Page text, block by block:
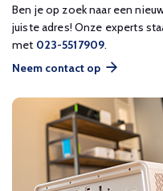
Ben je op zoek naar een
juiste adres! Onze experts
met 023-5517909.
Neem contact op